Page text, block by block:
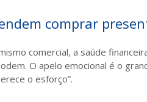
comprar
comercial, a saúde
O apelo emocional é o
o esforço”.